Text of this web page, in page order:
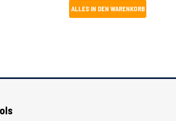
ALLES IN DEN WARENKORB